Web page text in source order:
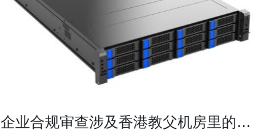
企业合规审查涉及香港教父机房里的猪